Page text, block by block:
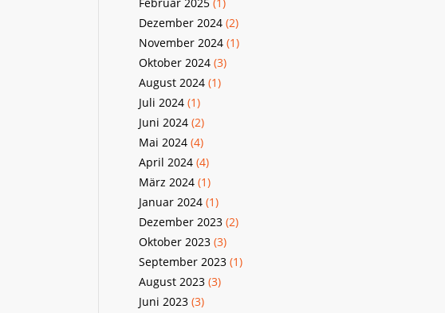
Dezember 2024(2)
November 2024(1)
Oktober 2024(3)
August 2024(1)
Juli 2024(1)
Juni 2024(2)
Mai 2024(4)
April 2024(4)
März 2024(1)
Januar 2024(1)
Dezember 2023(2)
Oktober 2023(3)
September 2023(1)
August 2023(3)
Juni 2023(3)